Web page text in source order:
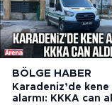
BÖLGE HABER
Karadeniz’de kene
alarmı: KKKA can